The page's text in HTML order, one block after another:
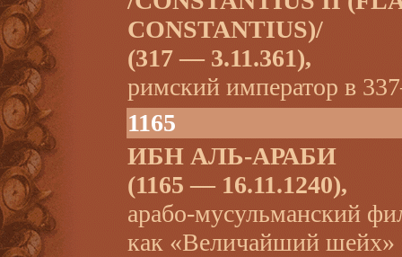
CONSTANTIUS)/
(317 — 3.11.361),
римский император в
1165
ИБН АЛЬ-АРАБИ
(1165 — 16.11.1240),
арабо-мусульманский
как «Величайший шейх»